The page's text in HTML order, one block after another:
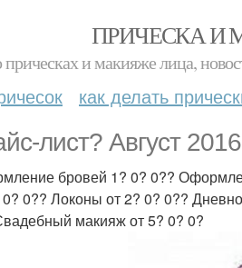
ПРИЧЕСКА И
и макияже лица,
как делать
лист? Август
бровей 1? 0? 0??
0? 0?? Локоны от 2? 0? 0??
макияж от 5? 0? 0?